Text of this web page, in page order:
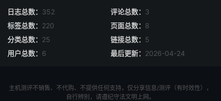
日志总数： 352 评论总数： 3
标签总数： 220 页面总数： 8
分类总数： 25 链接总数： 5
用户总数： 6 最后更新： 2026-04-24
主机测评不销售、不代购、不提供任何支持，仅分享信息/测评（有时效性），
自行辨别，请遵纪守法文明上网。